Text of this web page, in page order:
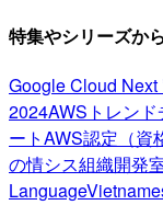
特集やシリーズか
Google Cloud Next
2024AWSトレンド
ートAWS認定（資
の情シス組織開発
Language